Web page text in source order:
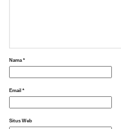
Nama*
Email *
Situs Web